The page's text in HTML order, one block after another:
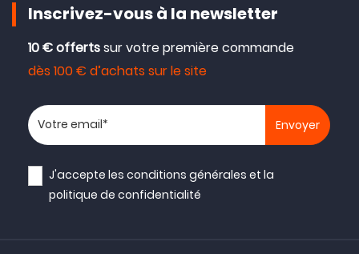
Inscrivez-vous à la newsletter
10 € offertssur votre première commande
dès 100 € d’achats sur le site
Votre adresse email
J'accepte lesconditions générales et la
politique de confidentialité